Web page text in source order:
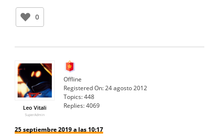
0
Leo Vitali
SuperAdmin
Offline
Registered On:24 agosto 2012
Topics:448
Replies:4069
25 septiembre 2019 a las 10:17